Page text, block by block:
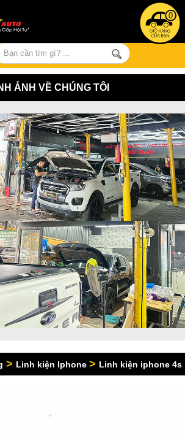
0
ẢNH VỀ CHÚNG TÔI
> Linh kiện Iphone > Linh kiện iphone 4s